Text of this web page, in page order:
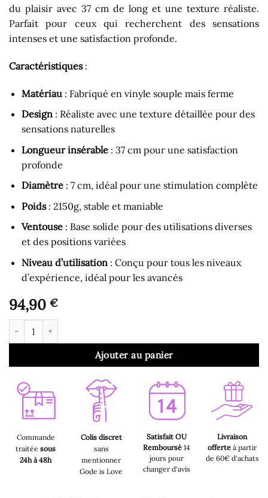
du plaisir avec 37 cm de long et une texture réaliste.
Parfait pour ceux qui recherchent des sensations
intenses et une satisfaction profonde.
Caractéristiques:
Matériau : Fabriqué en vinyle souple mais ferme
Design : Réaliste avec une texture détaillée pour des
sensations naturelles
Longueur insérable : 37 cm pour une satisfaction
profonde
Diamètre : 7 cm, idéal pour une stimulation complète
Poids : 2150g, stable et maniable
Ventouse : Base solide pour des utilisations diverses
et des positions variées
Niveau d’utilisation : Conçu pour tous les niveaux
d’expérience, idéal pour les avancés
94,90 €
quantité de Gode pour Homme - Summum Super Gode Noir
Ajouter au panier
Commande
traitée sous
24h à 48h
Colis discret
sans
mentionner
Gode is Love
Satisfait OU
Remboursé14
jours pour
changer d'avis
Livraison
offerte à partir
de 60€ d'achats